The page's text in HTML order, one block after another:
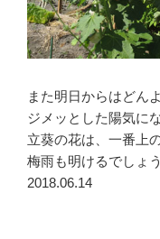
また明日からはどん
ジメッとした陽気に
立葵の花は、一番上
梅雨も明けるでしょ
2018.06.14